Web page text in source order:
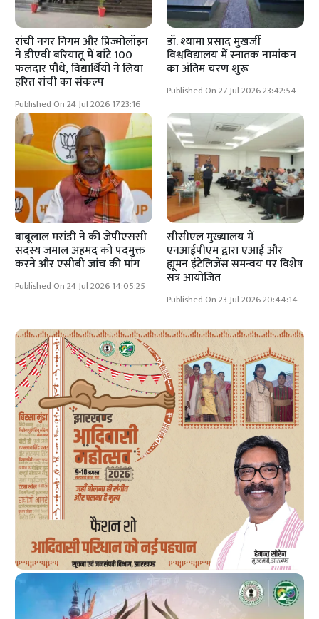
रांची नगर निगम और प्रिज्मोलॉइन
ने डीएवी बरियातू में बांटे 100
फलदार पौधे, विद्यार्थियों ने लिया
हरित रांची का संकल्प
Published On 24 Jul 2026 17:23:16
डॉ. श्यामा प्रसाद मुखर्जी
विश्वविद्यालय में स्नातक नामांकन
का अंतिम चरण शुरू
Published On 27 Jul 2026 23:42:54
बाबूलाल मरांडी ने की जेपीएससी
सदस्य जमाल अहमद को पदमुक्त
करने और एसीबी जांच की मांग
Published On 24 Jul 2026 14:05:25
सीसीएल मुख्यालय में
एनआईपीएम द्वारा एआई और
ह्यूमन इंटेलिजेंस समन्वय पर विशेष
सत्र आयोजित
Published On 23 Jul 2026 20:44:14